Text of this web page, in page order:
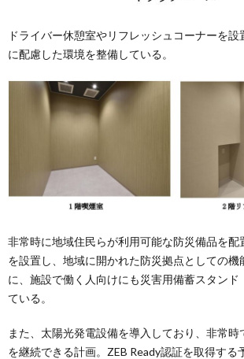
ドライバー休憩室やリフレッシュコーナーを
に配慮した環境を整備している。
非常時に地域住民らが利用可能な防災備品を配
を設置し、地域に開かれた防災拠点としての機
に、施設で働く人向けにも災害用備蓄スタンド
ている。
また、太陽光発電設備を導入しており、非常
を継続できる計画。ZEB Ready認証を取得する